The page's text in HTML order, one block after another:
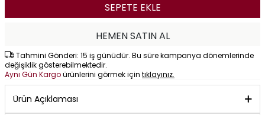
SEPETE EKLE
HEMEN SATIN AL
Tahmini Gönderi: 15 iş günüdür. Bu süre kampanya dönemlerinde
değişiklik gösterebilmektedir.
Aynı Gün Kargoürünlerini görmek için tıklayınız.
Ürün Açıklaması